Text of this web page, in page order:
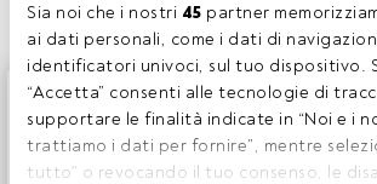
Sia noi che i nostri 45 partner
ai dati personali, come i dati di
identificatori univoci, sul tuo dispositivo.
“Accetta” consenti alle tecnologie di
supportare le finalità indicate in “Noi e i
trattiamo i dati per fornire”, mentre
tutto” o revocando il tuo consenso, le
Questo è un articolo riservato agli utenti
sei già registrato, accedi tramite il
hai ancora un account, ti invitiamo a
tutti i contenuti che FundsPeople ha da